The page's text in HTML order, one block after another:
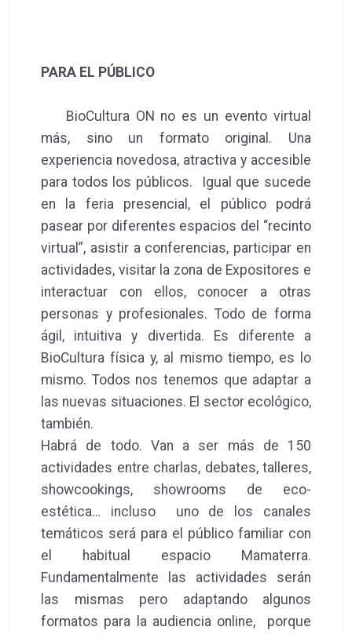
PARA EL PÚBLICO
BioCultura ON no es un evento virtual
más, sino un formato original. Una
experiencia novedosa, atractiva y accesible
para todos los públicos. Igual que sucede
en la feria presencial, el público podrá
pasear por diferentes espacios del “recinto
virtual”, asistir a conferencias, participar en
actividades, visitar la zona de Expositores e
interactuar con ellos, conocer a otras
personas y profesionales. Todo de forma
ágil, intuitiva y divertida. Es diferente a
BioCultura física y, al mismo tiempo, es lo
mismo. Todos nos tenemos que adaptar a
las nuevas situaciones. El sector ecológico,
también.
Habrá de todo. Van a ser más de 150
actividades entre charlas, debates, talleres,
showcookings, showrooms de eco-
estética… incluso uno de los canales
temáticos será para el público familiar con
el habitual espacio Mamaterra.
Fundamentalmente las actividades serán
las mismas pero adaptando algunos
formatos para la audiencia online, porque